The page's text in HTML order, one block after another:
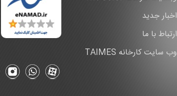
اخبار جدید
ارتباط با ما
وب سایت کارخانه TAIMES